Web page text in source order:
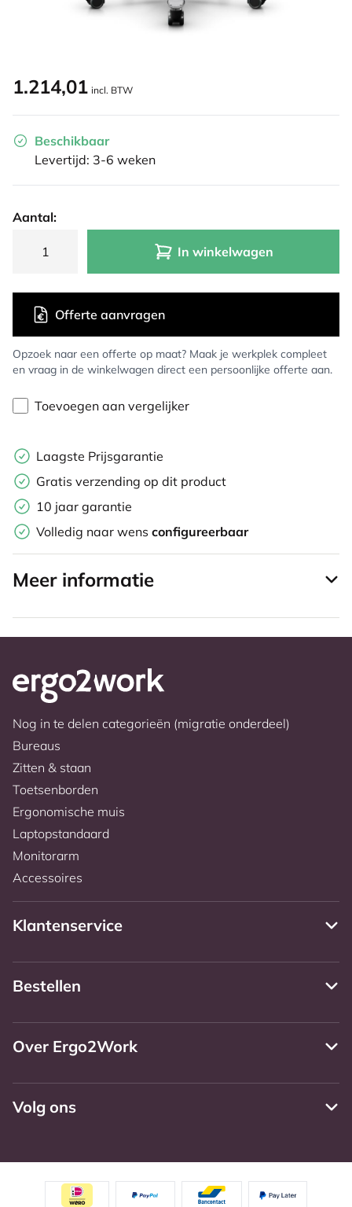
1.214,01 incl. BTW
Beschikbaar
Levertijd: 3-6 weken
Aantal:
In winkelwagen
Opzoek naar een offerte op maat? Maak je werkplek compleet
en vraag in de winkelwagen direct een persoonlijke offerte aan.
Offerte aanvragen
Toevoegen aan vergelijker
Laagste Prijsgarantie
Gratis verzending op dit product
10 jaar garantie
Volledig naar wens configureerbaar
Meer informatie
Nog in te delen categorieën (migratie onderdeel)
Bureaus
Zitten & staan
Toetsenborden
Ergonomische muis
Laptopstandaard
Monitorarm
Accessoires
Klantenservice
Bestellen
Over Ergo2Work
Volg ons